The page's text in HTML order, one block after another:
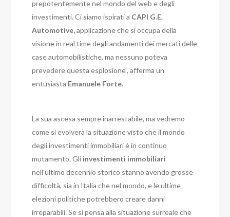
prepotentemente nel mondo del web e degli
investimenti. Ci siamo ispirati a CAPI G.E.
Automotive,applicazione che si occupa della
visione in real time degli andamenti dei mercati delle
case automobilistiche, ma nessuno poteva
prevedere questa esplosione”, afferma un
entusiasta Emanuele Forte.
La sua ascesa sempre inarrestabile, ma vedremo
come si evolverà la situazione visto che il mondo
degli investimenti immobiliari è in continuo
mutamento.Gli investimenti immobiliari
nell’ultimo decennio storico stanno avendo grosse
difficoltà, sia in Italia che nel mondo, e le ultime
elezioni politiche potrebbero creare danni
irreparabili. Se si pensa alla situazione surreale che